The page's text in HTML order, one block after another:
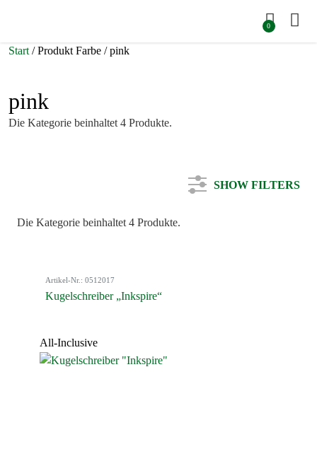
0
Start / Produkt Farbe / pink
pink
Die Kategorie beinhaltet 4 Produkte.
SHOW FILTERS
Farbe
Die Kategorie beinhaltet 4 Produkte.
Artikel-Nr.: 0512017
Kugelschreiber „Inkspire“
All-Inclusive